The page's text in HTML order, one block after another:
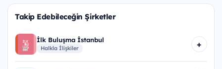
Takip Edebileceğin Şirketler
İlk Buluşma İstanbul
Halkla İlişkiler +